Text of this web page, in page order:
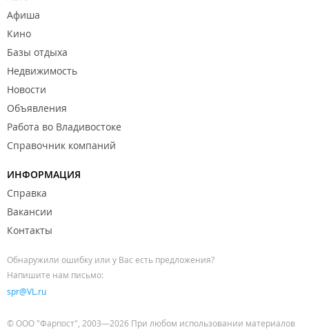
Афиша
Кино
Базы отдыха
Недвижимость
Новости
Объявления
Работа во Владивостоке
Справочник компаний
ИНФОРМАЦИЯ
Справка
Вакансии
Контакты
Обнаружили ошибку или у Вас есть предложения?
Напишите нам письмо:
spr@VL.ru
© ООО "Фарпост", 2003—2026 При любом использовании материалов